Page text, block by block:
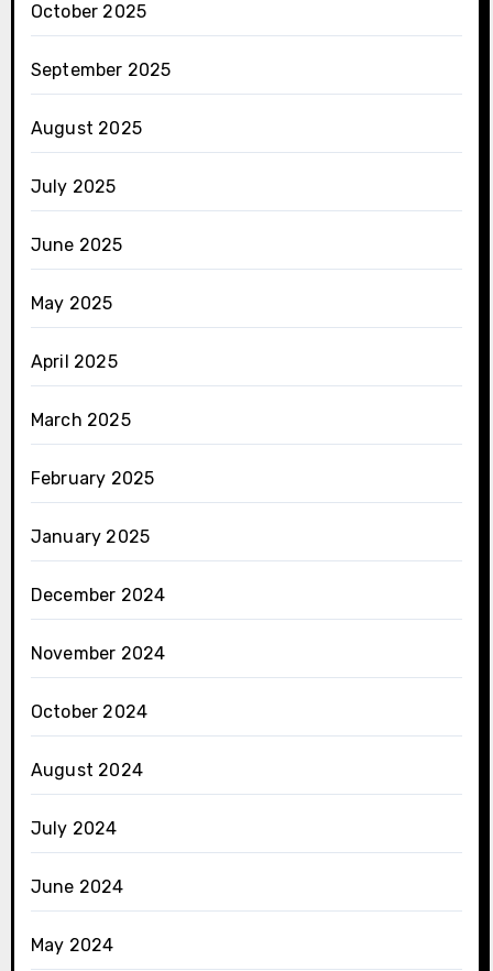
October 2025
September 2025
August 2025
July 2025
June 2025
May 2025
April 2025
March 2025
February 2025
January 2025
December 2024
November 2024
October 2024
August 2024
July 2024
June 2024
May 2024